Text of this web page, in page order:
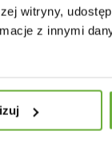
witryny,
z innymi